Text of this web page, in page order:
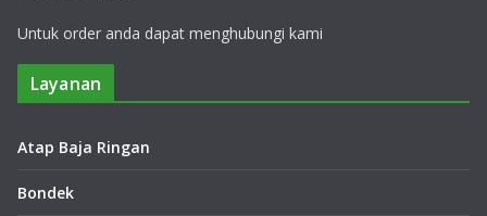
Untuk order anda dapat menghubungi kami
Layanan
Atap Baja Ringan
Bondek